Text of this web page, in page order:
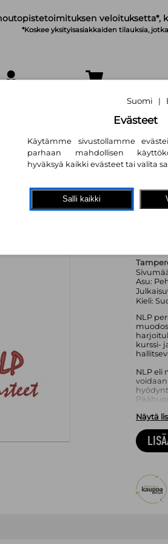
veloituksetta*,
*Koskee yksityisasiakkaiden tilauksia,
Asu:
Kieli:
NLP
kurssi-
NLP eli
4.
Näytä
Suomi |
Evästeet
Käytämme sivustollamme
parhaan mahdollisen
hyväksyä kaikki evästeet tai valita
Salli kaikki